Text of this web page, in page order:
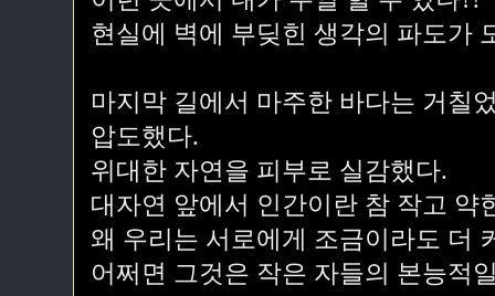
현실에 벽에 부딪힌 생각의 파도가
마지막 길에서 마주한 바다는 거칠
압도했다.
위대한 자연을 피부로 실감했다.
대자연 앞에서 인간이란 참 작고 약
왜 우리는 서로에게 조금이라도 더
어쩌면 그것은 작은 자들의 본능적